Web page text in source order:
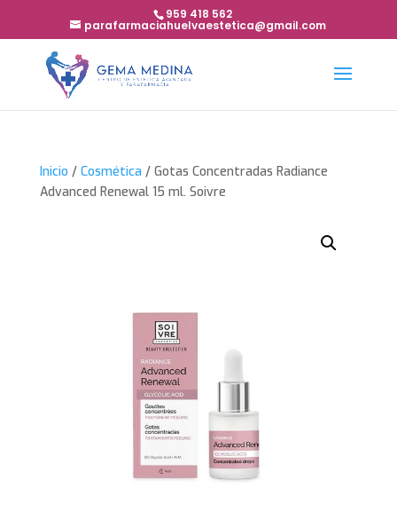
959 418 562
parafarmaciahuelvaestetica@gmail.com
Inicio / Cosmética / Gotas Concentradas Radiance
Advanced Renewal 15 ml. Soivre